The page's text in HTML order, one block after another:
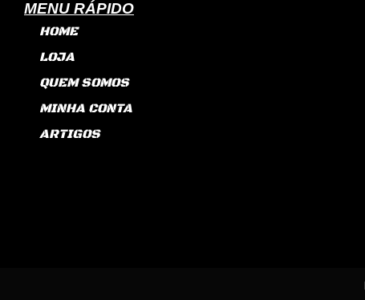
MENU RÁPIDO
HOME
LOJA
QUEM SOMOS
MINHA CONTA
ARTIGOS